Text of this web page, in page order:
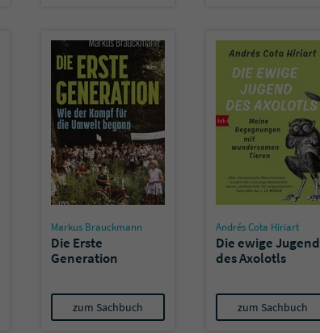
Markus Brauckmann
Die Erste
Generation
zum Sachbuch
Andrés Cota Hiriart
Die ewige Jugend
des Axolotls
zum Sachbuch